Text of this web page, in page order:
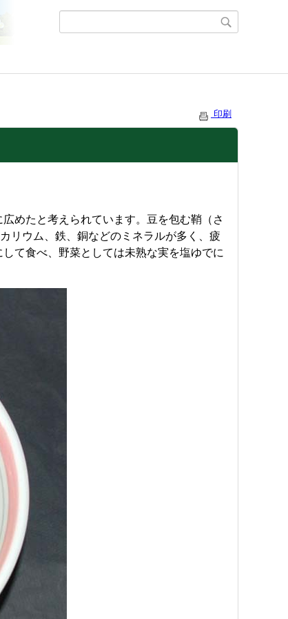
印刷
めたと考えられています。豆を包む鞘（さ
リウム、鉄、銅などのミネラルが多く、疲
て食べ、野菜としては未熟な実を塩ゆでに